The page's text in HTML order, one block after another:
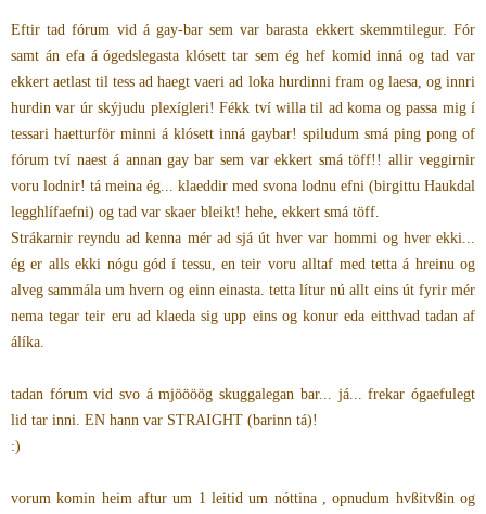
Eftir tad fórum vid á gay-bar sem var barasta ekkert skemmtilegur. Fór
samt án efa á ógedslegasta klósett tar sem ég hef komid inná og tad var
ekkert aetlast til tess ad haegt vaeri ad loka hurdinni fram og laesa, og innri
hurdin var úr skýjudu plexígleri! Fékk tví willa til ad koma og passa mig í
tessari haetturför minni á klósett inná gaybar! spiludum smá ping pong of
fórum tví naest á annan gay bar sem var ekkert smá töff!! allir veggirnir
voru lodnir! tá meina ég... klaeddir med svona lodnu efni (birgittu Haukdal
legghlífaefni) og tad var skaer bleikt! hehe, ekkert smá töff.
Strákarnir reyndu ad kenna mér ad sjá út hver var hommi og hver ekki...
ég er alls ekki nógu gód í tessu, en teir voru alltaf med tetta á hreinu og
alveg sammála um hvern og einn einasta. tetta lítur nú allt eins út fyrir mér
nema tegar teir eru ad klaeda sig upp eins og konur eda eitthvad tadan af
álíka.
tadan fórum vid svo á mjöööög skuggalegan bar... já... frekar ógaefulegt
lid tar inni. EN hann var STRAIGHT (barinn tá)!
:)
vorum komin heim aftur um 1 leitid um nóttina , opnudum hvßitvßin og